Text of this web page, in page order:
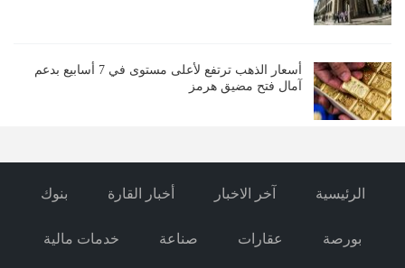
أسعار الذهب ترتفع لأعلى مستوى في 7 أسابيع بدعم
آمال فتح مضيق هرمز
الرئيسية آخر الاخبار أخبار القارة بنوك
بورصة عقارات صناعة خدمات مالية